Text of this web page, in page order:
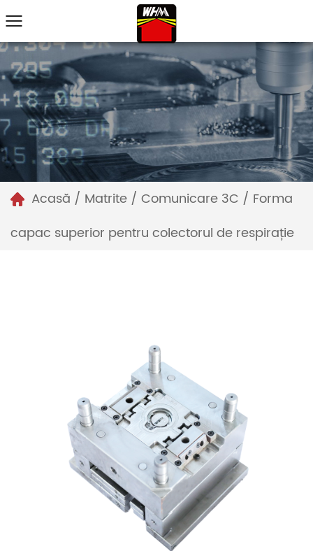
Acasă / Matrite / Comunicare 3C / Forma
capac superior pentru colectorul de respirație